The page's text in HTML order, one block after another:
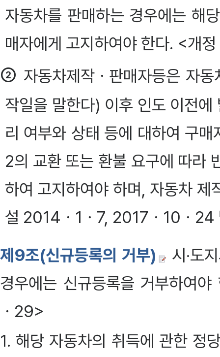
자동차를 판매하는 경우에는 해
매자에게 고지하여야 한다. <개
② 자동차제작ㆍ판매자등은 자
작일을 말한다) 이후 인도 이전
리 여부와 상태 등에 대하여 구
2의 교환 또는 환불 요구에 따라
하여 고지하여야 하며, 자동차
설 2014ㆍ1ㆍ7, 2017ㆍ10ㆍ
제9조(신규등록의 거부)
시·도
경우에는 신규등록을 거부하여
ㆍ29>
1. 해당 자동차의 취득에 관한 정